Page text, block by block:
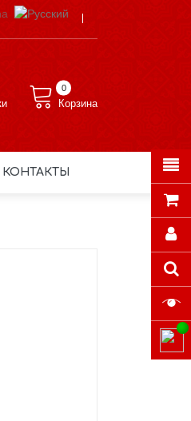
0
Корзина
КОНТАКТЫ